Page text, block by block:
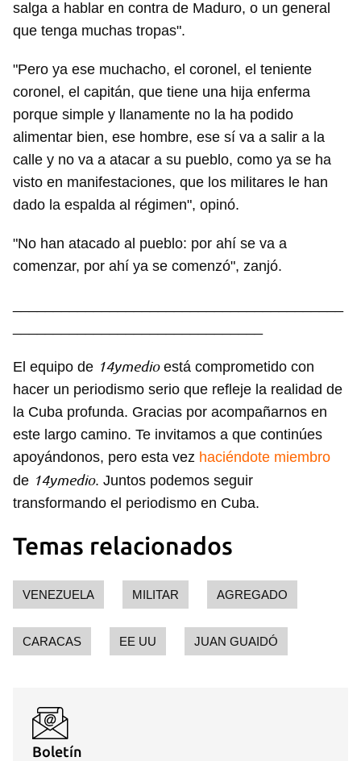
salga a hablar en contra de Maduro, o un general
que tenga muchas tropas".
"Pero ya ese muchacho, el coronel, el teniente
coronel, el capitán, que tiene una hija enferma
porque simple y llanamente no la ha podido
alimentar bien, ese hombre, ese sí va a salir a la
calle y no va a atacar a su pueblo, como ya se ha
visto en manifestaciones, que los militares le han
dado la espalda al régimen", opinó.
"No han atacado al pueblo: por ahí se va a
comenzar, por ahí ya se comenzó", zanjó.
El equipo de 14ymedioestá comprometido con
hacer un periodismo serio que refleje la realidad de
la Cuba profunda. Gracias por acompañarnos en
este largo camino. Te invitamos a que continúes
apoyándonos, pero esta vez haciéndote miembro
de 14ymedio. Juntos podemos seguir
transformando el periodismo en Cuba.
Temas relacionados
VENEZUELA MILITAR AGREGADO
CARACAS EE UU JUAN GUAIDÓ
Boletín